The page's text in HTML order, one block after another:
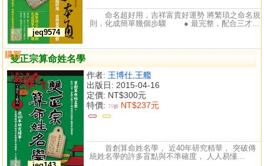
jeq9574
命名超好用，吉祥富貴好運勢 將繁瑣之命名規
則，化成簡單幾個步驟 ● 最完整，配合三才...
雙正宗算命姓名學
作者: 王博仕,王艦
出版日: 2015-04-16
定價: NT$300元
特價: 79折 NT$237元
購買
比較
首創算命姓名學， 近40年研究精華， 突破傳
統姓名學的許多盲點與不準確度， 人人易懂...